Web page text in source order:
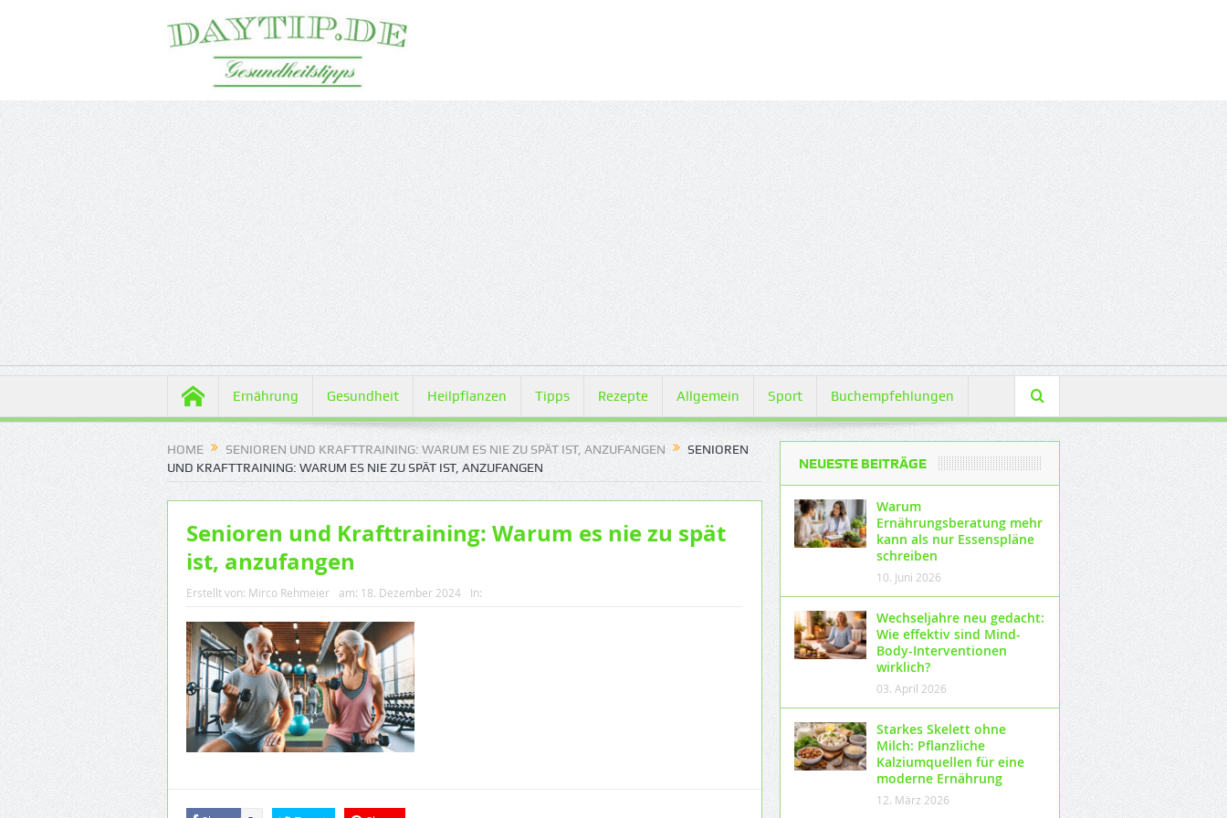
Ernährung Gesundheit Heilpflanzen Tipps Rezepte Allgemein Sport Buchempfehlungen
HOME SENIOREN UND KRAFTTRAINING: WARUM ES NIE ZU SPÄT IST, ANZUFANGEN
SENIOREN
UND KRAFTTRAINING: WARUM ES NIE ZU SPÄT IST, ANZUFANGEN
Senioren und Krafttraining: Warum es nie zu spät
ist, anzufangen
Erstellt von: Mirco Rehmeier am: 18. Dezember 2024 In:
NEUESTE BEITRÄGE
Warum
Ernährungsberatung mehr
kann als nur Essenspläne
schreiben
10. Juni 2026
Wechseljahre neu gedacht:
Wie effektiv sind Mind-
Body-Interventionen
wirklich?
03. April 2026
Starkes Skelett ohne
Milch: Pflanzliche
Kalziumquellen für eine
moderne Ernährung
12. März 2026